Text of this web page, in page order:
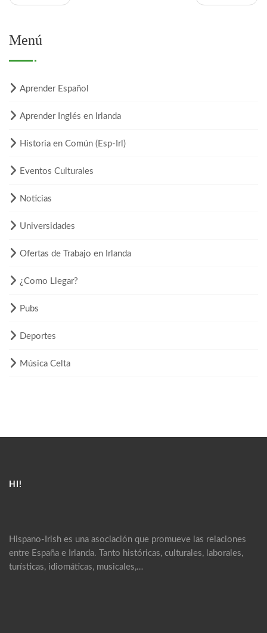
Menú
Aprender Español
Aprender Inglés en Irlanda
Historia en Común (Esp-Irl)
Eventos Culturales
Noticias
Universidades
Ofertas de Trabajo en Irlanda
¿Como Llegar?
Pubs
Deportes
Música Celta
HI!
Hispano-Irish es una asociación que promueve las relaciones
entre España e Irlanda. Tanto históricas, culturales, laborales,
turísticas, idiomáticas, musicales,…